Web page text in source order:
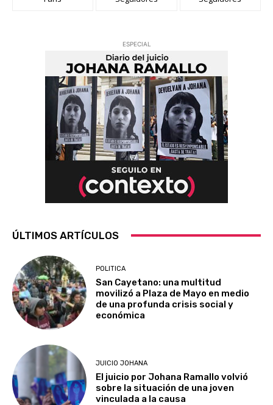
ESPECIAL
ÚLTIMOS ARTÍCULOS
POLITICA
San Cayetano: una multitud
movilizó a Plaza de Mayo en medio
de una profunda crisis social y
económica
JUICIO JOHANA
El juicio por Johana Ramallo volvió
sobre la situación de una joven
vinculada a la causa